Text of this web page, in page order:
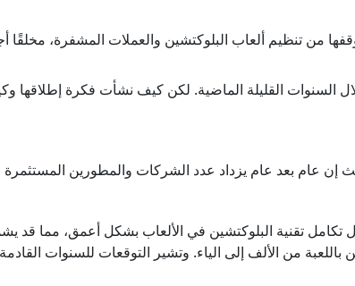
من تنظيم ألعاب البلوكتشين والعملات المشفرة، مخلقًا
السنوات القليلة الماضية. لكن كيف نشأت فكرة إطلاقها
إن عام بعد عام يزداد عدد الشركات والمطورين
تكامل تقنية البلوكتشين في الألعاب بشكل أعمق، مما قد
باللعبة من الألف إلى الياء. وتشير التوقعات للسنوات